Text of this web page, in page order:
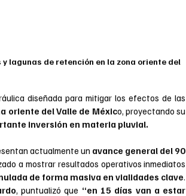
lagunas de retención en la zona oriente del
diseñada para mitigar los efectos de las
oriente del Valle de Méxic
inversión en materia pluvial.
actualmente un avance general del 90
a mostrar resultados operativos inmediatos
de forma masiva en vialidades clave
, puntualizó que “en 15 días van a estar